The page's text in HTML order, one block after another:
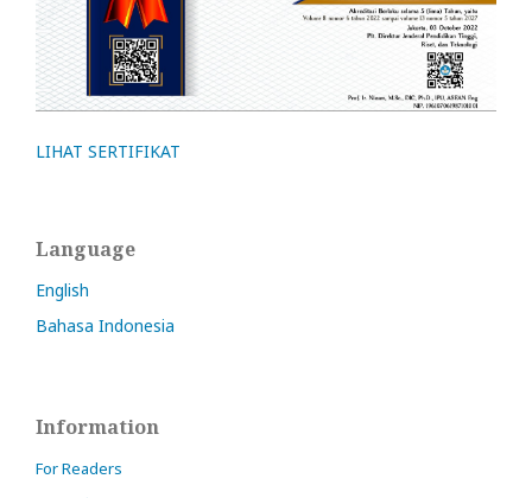
LIHAT SERTIFIKAT
Language
English
Bahasa Indonesia
Information
For Readers